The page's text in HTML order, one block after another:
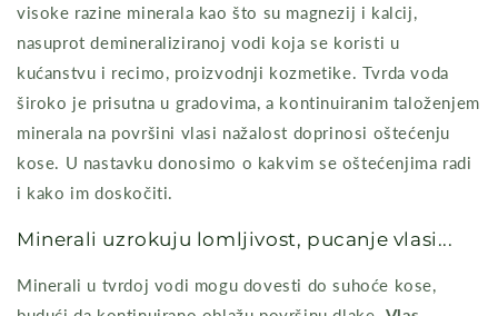
visoke razine minerala kao što su magnezij i kalcij,
nasuprot demineraliziranoj vodi koja se koristi u
kućanstvu i recimo, proizvodnji kozmetike. Tvrda voda
široko je prisutna u gradovima, a kontinuiranim taloženjem
minerala na površini vlasi nažalost doprinosi oštećenju
kose. U nastavku donosimo o kakvim se oštećenjima radi
i kako im doskočiti.
Minerali uzrokuju lomljivost, pucanje vlasi...
Minerali u tvrdoj vodi mogu dovesti do suhoće kose,